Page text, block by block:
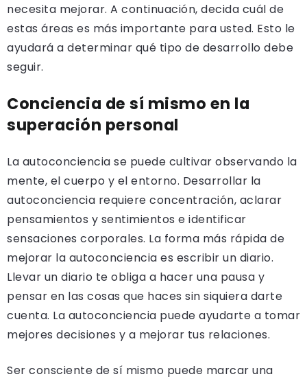
necesita mejorar. A continuación, decida cuál de
estas áreas es más importante para usted. Esto le
ayudará a determinar qué tipo de desarrollo debe
seguir.
Conciencia de sí mismo en la
superación personal
La autoconciencia se puede cultivar observando la
mente, el cuerpo y el entorno. Desarrollar la
autoconciencia requiere concentración, aclarar
pensamientos y sentimientos e identificar
sensaciones corporales. La forma más rápida de
mejorar la autoconciencia es escribir un diario.
Llevar un diario te obliga a hacer una pausa y
pensar en las cosas que haces sin siquiera darte
cuenta. La autoconciencia puede ayudarte a tomar
mejores decisiones y a mejorar tus relaciones.
Ser consciente de sí mismo puede marcar una